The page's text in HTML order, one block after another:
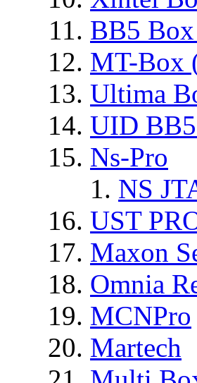
BB5
MT-Box
Ultima
UID
Ns-Pro
NS
UST
Maxon
Omnia
MCNPro
Martech